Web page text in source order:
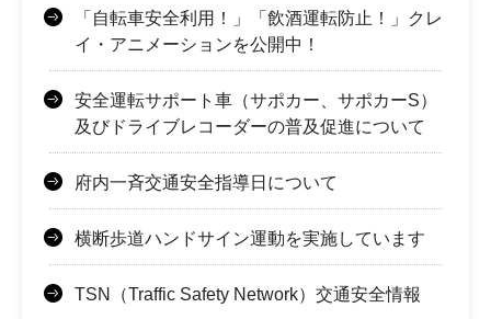
「自転車安全利用！」「飲酒運転防止！」クレ
イ・アニメーションを公開中！
安全運転サポート車（サポカー、サポカーS）
及びドライブレコーダーの普及促進について
府内一斉交通安全指導日について
横断歩道ハンドサイン運動を実施しています
TSN（Traffic Safety Network）交通安全情報